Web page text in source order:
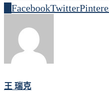
FacebookTwitter
王 瑞克